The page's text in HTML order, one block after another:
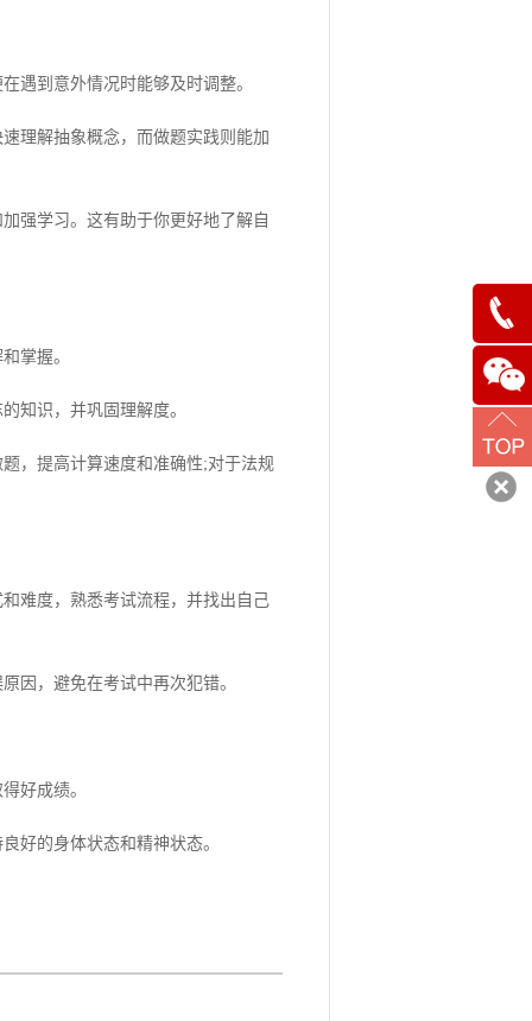
到意外情况时能够及时调整。
理解抽象概念，而做题实践则能加
强学习。这有助于你更好地了解自
掌握。
识，并巩固理解度。
，提高计算速度和准确性;对于法规
难度，熟悉考试流程，并找出自己
，避免在考试中再次犯错。
好成绩。
的身体状态和精神状态。